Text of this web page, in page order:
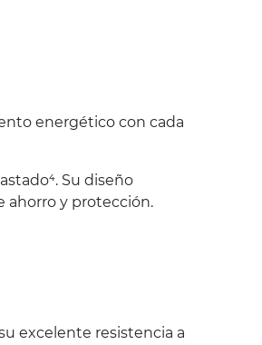
energético con cada
Su diseño
ahorro y protección.
excelente resistencia a